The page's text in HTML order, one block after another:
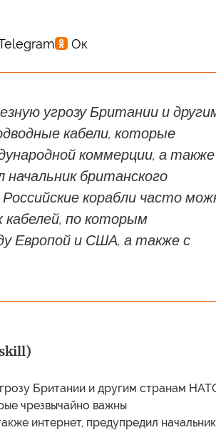
угрозу Британии и
кабели, которые
коммерции, а также
британского
корабли часто
по которым
Европой и США, а также с
Британии и другим странам
чрезвычайно важны
интернет, предупредил начальник